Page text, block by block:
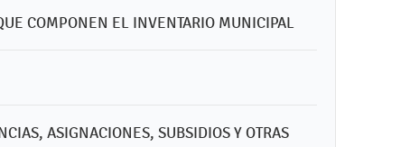
COMPONEN EL INVENTARIO MUNICIPAL
ASIGNACIONES, SUBSIDIOS Y OTRAS